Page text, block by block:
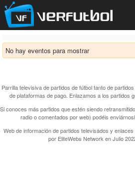
No hay eventos para mostrar
Parrilla televisiva de partidos de fútbol tanto de
de plataformas de pago. Enlazamos a los partidos
Si conoces más partidos que estén siendo
radio o comentados por web) podéis
Web de información de partidos televisados y
por EliteWebs Network en Julio